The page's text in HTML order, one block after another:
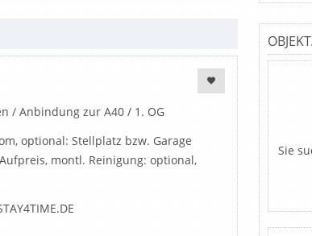
/ Anbindung zur A40 / 1. OG
optional: Stellplatz bzw. Garage
montl. Reinigung: optional,
Sie